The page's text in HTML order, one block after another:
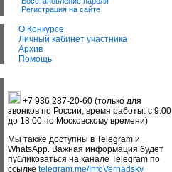
Регистрация на сайте
О Конкурсе
Личный кабинет участника
Архив
Помощь
+7 936 287-20-60 (только для
звонков по России, время работы: с 9.00
до 18.00 по Московскому времени)
Мы также доступны в Telegram и
WhatsApp. Важная информация будет
публиковаться на канале Telegram по
ссылке telegram.me/InfoVernadsky